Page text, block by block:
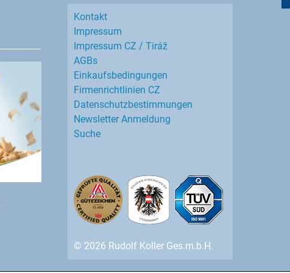
Kontakt
Impressum
Impressum CZ / Tiráž
AGBs
Einkaufs­bedingungen
Firmenrichtlinien CZ
Datenschutz­bestimmungen
Newsletter Anmeldung
Suche
© 2026 Rudolf Koller Ges.m.b.H.